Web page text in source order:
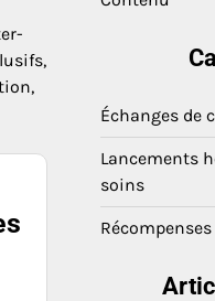
Échanges de
Lancements
soins